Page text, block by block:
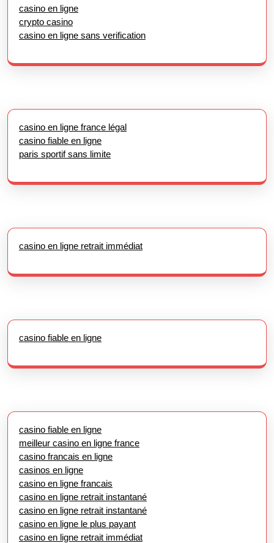
casino en ligne
crypto casino
casino en ligne sans verification
casino en ligne france légal
casino fiable en ligne
paris sportif sans limite
casino en ligne retrait immédiat
casino fiable en ligne
casino fiable en ligne
meilleur casino en ligne france
casino francais en ligne
casinos en ligne
casino en ligne francais
casino en ligne retrait instantané
casino en ligne retrait instantané
casino en ligne le plus payant
casino en ligne retrait immédiat